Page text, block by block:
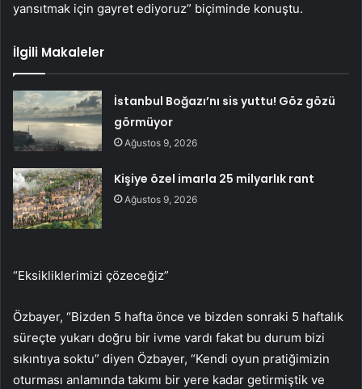
yansıtmak için gayret ediyoruz” biçiminde konuştu.
İlgili Makaleler
İstanbul Boğazı’nı sis yuttu! Göz gözü
görmüyor
Ağustos 9, 2026
Kişiye özel imarla 25 milyarlık rant
Ağustos 9, 2026
“Eksikliklerimizi çözeceğiz”
Özbayer, “Bizden 5 hafta önce ve bizden sonraki 5 haftalık
süreçte yukarı doğru bir ivme vardı fakat bu durum bizi
sıkıntıya soktu” diyen Özbayer, “Kendi oyun pratiğimizin
oturması anlamında takımı bir yere kadar getirmiştik ve